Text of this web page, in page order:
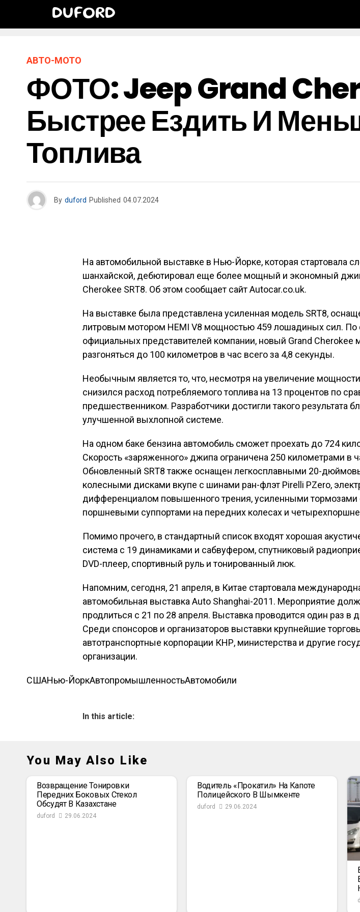
DUFORD
АВТО-МОТО
ФОТО: Jeep Grand
Быстрее Ездить И
Топлива
By duford Published 04.07.2024
На автомобильной выставке в Нью-Йорке, которая стартовала
шанхайской, дебютировал еще более мощный и экономный
Cherokee SRT8. Об этом сообщает сайт Autocar.co.uk.
На выставке была представлена усиленная модель SRT8,
литровым мотором HEMI V8 мощностью 459 лошадиных сил. По
официальных представителей компании, новый Grand Cherokee
разгоняться до 100 километров в час всего за 4,8 секунды.
Необычным является то, что, несмотря на увеличение
снизился расход потребляемого топлива на 13 процентов по
предшественником. Разработчики достигли такого результата
улучшенной выхлопной системе.
На одном баке бензина автомобиль сможет проехать до 724
Скорость «заряженного» джипа ограничена 250 километрами в
Обновленный SRT8 также оснащен легкосплавными 20-
колесными дисками вкупе с шинами ран-флэт Pirelli PZero,
дифференциалом повышенного трения, усиленными тормозами
поршневыми суппортами на передних колесах и
Помимо прочего, в стандартный список входят хорошая
система с 19 динамиками и сабвуфером, спутниковый
DVD-плеер, спортивный руль и тонированный люк.
Напомним, сегодня, 21 апреля, в Китае стартовала
автомобильная выставка Auto Shanghai-2011. Мероприятие
продлиться с 21 по 28 апреля. Выставка проводится один раз в
Среди спонсоров и организаторов выставки крупнейшие
автотранспортные корпорации КНР, министерства и другие
организации.
СШАНью-ЙоркАвтопромышленностьАвтомобили
In this article:
You May Also Like
Возвращение Тонировки
Передних Боковых Стекол
Обсудят В Казахстане
duford 29.06.2024
Водитель «прокатил» На Капоте
Полицейского В Шымкенте
duford 29.06.2024